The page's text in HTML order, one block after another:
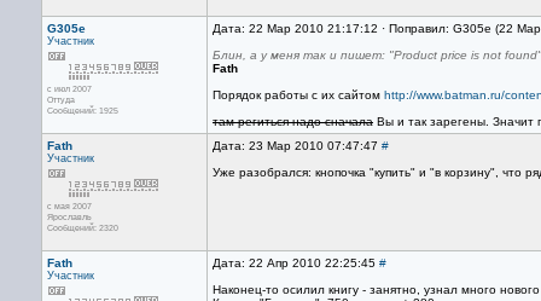
G305e
Участник
с июл 2007
Оттуда
Сообщений: 1925
Дата: 22 Мар 2010 21:17:12 · Поправил: G305e (22
Блин, а у меня так и пишет: "Product price is not
Fath
Порядок работы с их сайтом http://www.batman.ru/
там региться надо сначала Вы и так зарегены. Значит
Fath
Участник
с мая 2007
Ярославль
Сообщений: 2320
Дата: 23 Мар 2010 07:47:47 #
Уже разобрался: кнопочка "купить" и "в корзину", что
Fath
Участник
Дата: 22 Апр 2010 22:25:45 #
Наконец-то осилил книгу - занятно, узнал много